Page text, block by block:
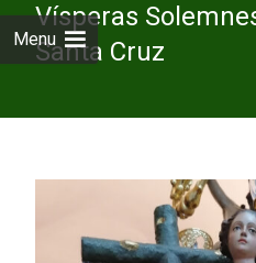
Menu
Vísperas
Santa Cruz